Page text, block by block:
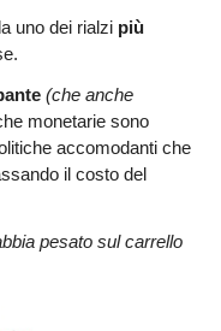
uno dei rialzi più
(che anche
monetarie sono
accomodanti che
il costo del
pesato sul carrello